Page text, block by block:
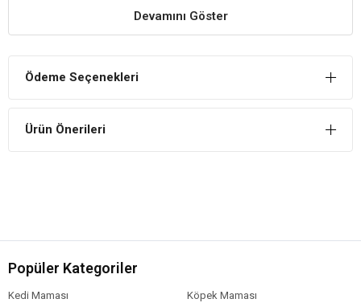
EurogoldTavşan YemiYararları
İçerisinde bulunan besinler sayesinde sindirim sistemini düzene
Enerji Verir
ile harmanlanmasından elde edilmiştir.
Eurogold Tavşan Yemi İçindekiler
Bileşim
Devamını Göster
Ödeme Seçenekleri
Ürün Önerileri
Popüler Kategoriler
Kedi Maması
Köpek Maması